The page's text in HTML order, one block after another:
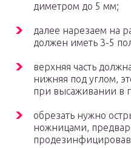
диметром до 5 мм;
далее нарезаем на
должен иметь 3-5
верхняя часть
нижняя под углом,
при высаживании в
обрезать нужно
ножницами,